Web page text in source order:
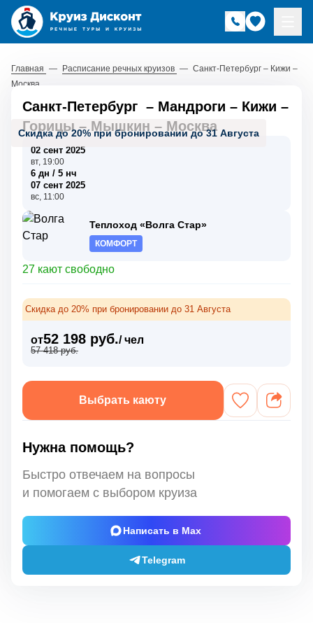
Главная — Расписание речных круизов — Санкт-Петербург – Кижи –
Москва
Скидка до 20% при бронировании до 31 Августа
Санкт-Петербург – Мандроги – Кижи –
Горицы–Мышкин – Москва
02 сент 2025
вт, 19:00
6 дн / 5 нч
07 сент 2025
вс, 11:00
Теплоход «Волга Стар»
КОМФОРТ
27 кают свободно
Скидка до 20% при бронировании до 31 Августа
от52 198 руб./ чел
57 418 руб.
Выбрать каюту
Нужна помощь?
Быстро отвечаем на вопросы
и помогаем с выбором круиза
Написать в Max
Telegram